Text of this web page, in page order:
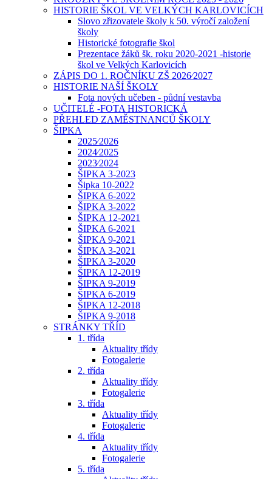
HISTORIE ŠKOL VE VELKÝCH KARLOVICÍCH
Slovo zřizovatele školy k 50. výročí založení
školy
Historické fotografie škol
Prezentace žáků šk. roku 2020-2021 -historie
škol ve Velkých Karlovicích
ZÁPIS DO 1. ROČNÍKU ZŠ 2026⁄2027
HISTORIE NAŠÍ ŠKOLY
Fota nových učeben - půdní vestavba
UČITELÉ -FOTA HISTORICKÁ
PŘEHLED ZAMĚSTNANCŮ ŠKOLY
ŠIPKA
2025⁄2026
2024⁄2025
2023⁄2024
ŠIPKA 3-2023
Šipka 10-2022
ŠIPKA 6-2022
ŠIPKA 3-2022
ŠIPKA 12-2021
ŠIPKA 6-2021
ŠIPKA 9-2021
ŠIPKA 3-2021
ŠIPKA 3-2020
ŠIPKA 12-2019
ŠIPKA 9-2019
ŠIPKA 6-2019
ŠIPKA 12-2018
ŠIPKA 9-2018
STRÁNKY TŘÍD
1. třída
Aktuality třídy
Fotogalerie
2. třída
Aktuality třídy
Fotogalerie
3. třída
Aktuality třídy
Fotogalerie
4. třída
Aktuality třídy
Fotogalerie
5. třída